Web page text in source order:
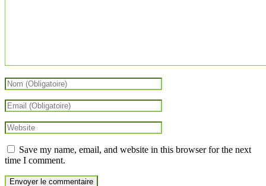
Save my name, email, and website in this browser for the next
time I comment.